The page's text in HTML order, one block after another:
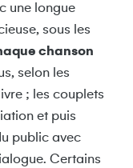
une longue
sous les
chanson
selon les
; les couplets
et puis
public avec
Certains